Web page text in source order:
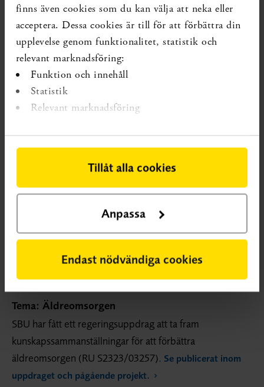
finns även cookies som du kan välja att neka eller
acceptera. Dessa cookies är till för att förbättra din
upplevelse genom funktionalitet, statistik och
relevant marknadsföring:
Funktion och innehåll
Statistik
Relevant marknadsföring
Tillåt alla cookies
Anpassa
Endast nödvändiga cookies
omsorgsinsatser som erbjuds av kommuner ur
ett svenskt perspektiv. Översikten inkluderade
130 studier vilket anses vara ovanligt många i
sammanhanget. Exempel på en kombinerad
insats kan vara kognitiv träning,
läkemedelsuppföljning, kost- och näringsråd
SBU har kommit fram till att översikten lyfter
fram viktiga insikter för äldreomsorgen och
kombinerande insatser bidrar till att främja
friskt åldrande. SBU anser också att översikten
bekräftar att rätt insatser erbjuds i Sverige.
Tema: Äldreomsorgen
SBU har fått ett regeringsuppdrag att ta fram
kunskapssammanställningar för att förbättra
äldreomsorgen (RU S2323/03257). Se publicerat inom
uppdraget och pågående projekt.